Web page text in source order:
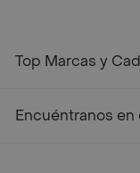
Top Marcas y
Encuéntranos en